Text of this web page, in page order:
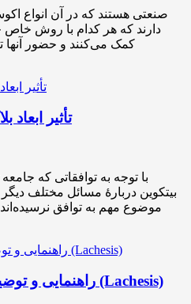
دارند که هر کدام با روش
کمک می‌کنند و حضور آنها
تأثیر ابعاد
با توجه به توافقاتی که
بیتکوین دربارهٔ مسائل مختلف
موضوع مهم به توافق
راهنمایی و توضیح کامل در مورد لاچسیس (Lachesis)